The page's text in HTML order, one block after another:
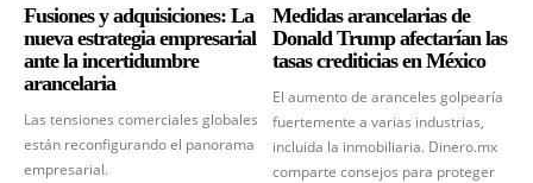
Fusiones y adquisiciones: La
nueva estrategia empresarial
ante la incertidumbre
arancelaria
Las tensiones comerciales globales
están reconfigurando el panorama
empresarial.
Medidas arancelarias de
Donald Trump afectarían las
tasas crediticias en México
El aumento de aranceles golpearía
fuertemente a varias industrias,
incluida la inmobiliaria. Dinero.mx
comparte consejos para proteger